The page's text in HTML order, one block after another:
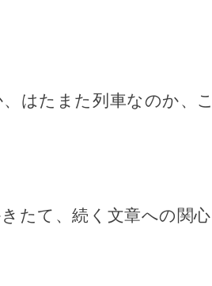
はたまた列車なのか、こ
たて、続く文章への関心